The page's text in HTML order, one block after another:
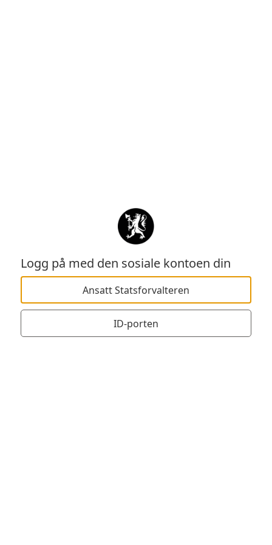
Logg på med den sosiale kontoen din
Ansatt Statsforvalteren
ID-porten